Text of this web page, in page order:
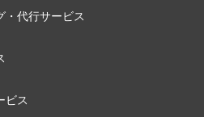
・代行サービス
ビス